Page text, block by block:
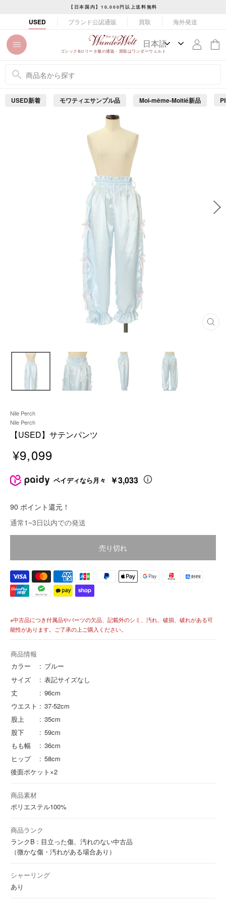
ン
ツ
イ
ド
止
め
る
【日本国内】10,000円以上送料無料
USED ブランド公認通販 買取 海外発送
ゴシック&ロリータ服の通販・買取はワンダーウェルト
USED新着 モワティエサンプル品 Moi-même-Moitié新品
閉
Nile Perch
Nile Perch
【USED】サテンパンツ
売
格
価
格
¥9,099
ペイディなら月々 ￥3,033
90 ポイント還元！
通常1~3日以内での発送
売り切れ
※中古品につき付属品やパーツの欠品、記載外のシミ、汚れ、破損、破れがある可
能性があります。ご了承の上ご購入ください。
商品情報
カラー
ブルー
サイズ
表記サイズなし
丈
96cm
ウエスト
37-52cm
股上
35cm
股下
59cm
もも幅
36cm
ヒップ
58cm
後面ポケット×2
商品素材
ポリエステル100%
商品ランク
ランクB : 目立った傷、汚れのない中古品
（微かな傷・汚れがある場合あり）
シャーリング
あり